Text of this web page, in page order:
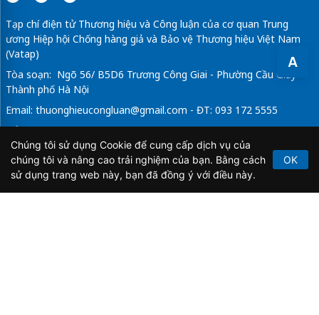
A
Tạp chí điện tử Thương hiệu và Công luận của cơ quan Trung
ương Hiệp hội Chống hàng giả và Bảo vệ Thương hiệu Việt Nam
(Vatap)
Tòa soạn: Ngõ 56/ B5D6 Trương Công Giai - Phường Cầu Giấy -
Thành phố Hà Nội
Email: thuonghieucongluan@gmail.com - ĐT: 093 172 5555
Tổng Biên Tập: Vũ Đức Thuận
Giấy phép hoạt động báo chí điện tử số 64/GP-BTTTT do Bộ
Thông tin và Truyền thông cấp ngày 21/2/2020.
Chúng tôi sử dụng Cookie để cung cấp dịch vụ của
chúng tôi và nâng cao trải nghiệm của bạn. Bằng cách
sử dụng trang web này, bạn đã đồng ý với điều này.
OK